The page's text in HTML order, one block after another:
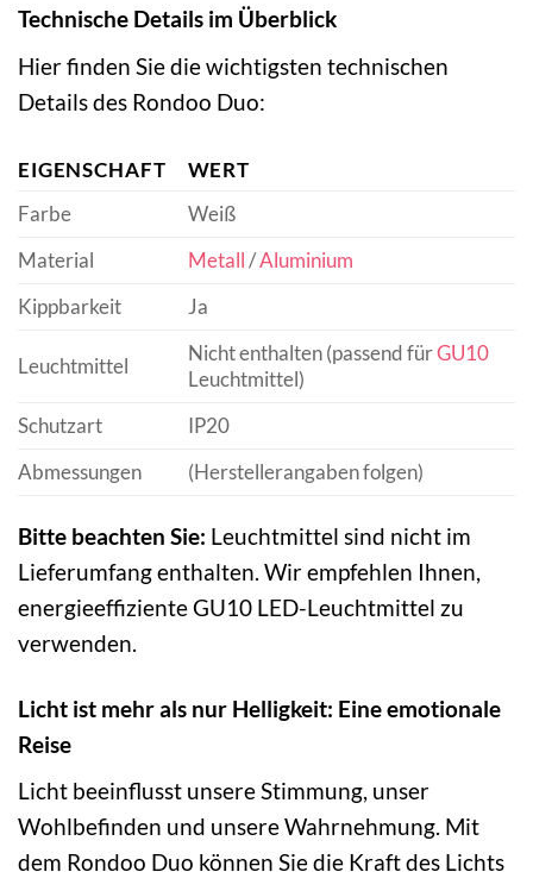
Technische Details im Überblick
Hier finden Sie die wichtigsten technischen
Details des Rondoo Duo:
EIGENSCHAFT
WERT
Farbe
Weiß
Material
Metall/Aluminium
Kippbarkeit
Ja
Leuchtmittel
Nicht enthalten (passend fürGU10
Leuchtmittel)
Schutzart
IP20
Abmessungen
(Herstellerangaben folgen)
Bitte beachten Sie: Leuchtmittel sind nicht im
Lieferumfang enthalten. Wir empfehlen Ihnen,
energieeffiziente GU10 LED-Leuchtmittel zu
verwenden.
Licht ist mehr als nur Helligkeit: Eine emotionale
Reise
Licht beeinflusst unsere Stimmung, unser
Wohlbefinden und unsere Wahrnehmung. Mit
dem Rondoo Duo können Sie die Kraft des Lichts